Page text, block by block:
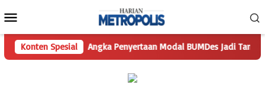
ke
Mobile
Konten SpesialAngka Penyertaan Modal BUMDes Jadi Tanda Tanya,